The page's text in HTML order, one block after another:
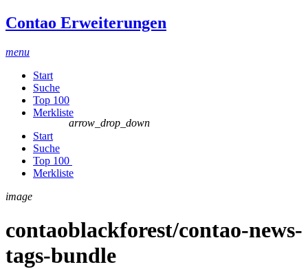
Contao Erweiterungen
menu
Start
Suche
Top 100
Merkliste
Start
Suche
Top 100
arrow_drop_down
Merkliste
image
contaoblackforest/contao-news-
tags-bundle